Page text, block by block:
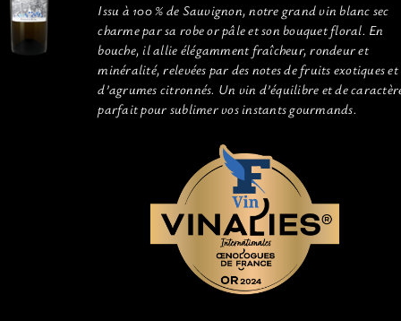
page
produit
Issu à 100 % de Sauvignon, notre grand vin blanc sec
charme par sa robe or pâle et son bouquet floral. En
bouche, il allie élégamment fraîcheur, rondeur et
minéralité, relevées par des notes de fruits exotiques et
d’agrumes citronnés. Un vin d’équilibre et de
parfait pour sublimer vos instants gourmands.